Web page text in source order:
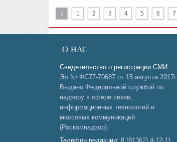
1 2 3 4 5 6 7
О НАС
Свидетельство о регистрации СМИ:
Эл № ФС77-70687 от 15 августа 2017г
Выдано Федеральной службой по
надзору в сфере связи,
информационных технологий и
массовых коммуникаций
(Роскомнадзор).
Телефон редакции: 8 (81362) 4-12-11